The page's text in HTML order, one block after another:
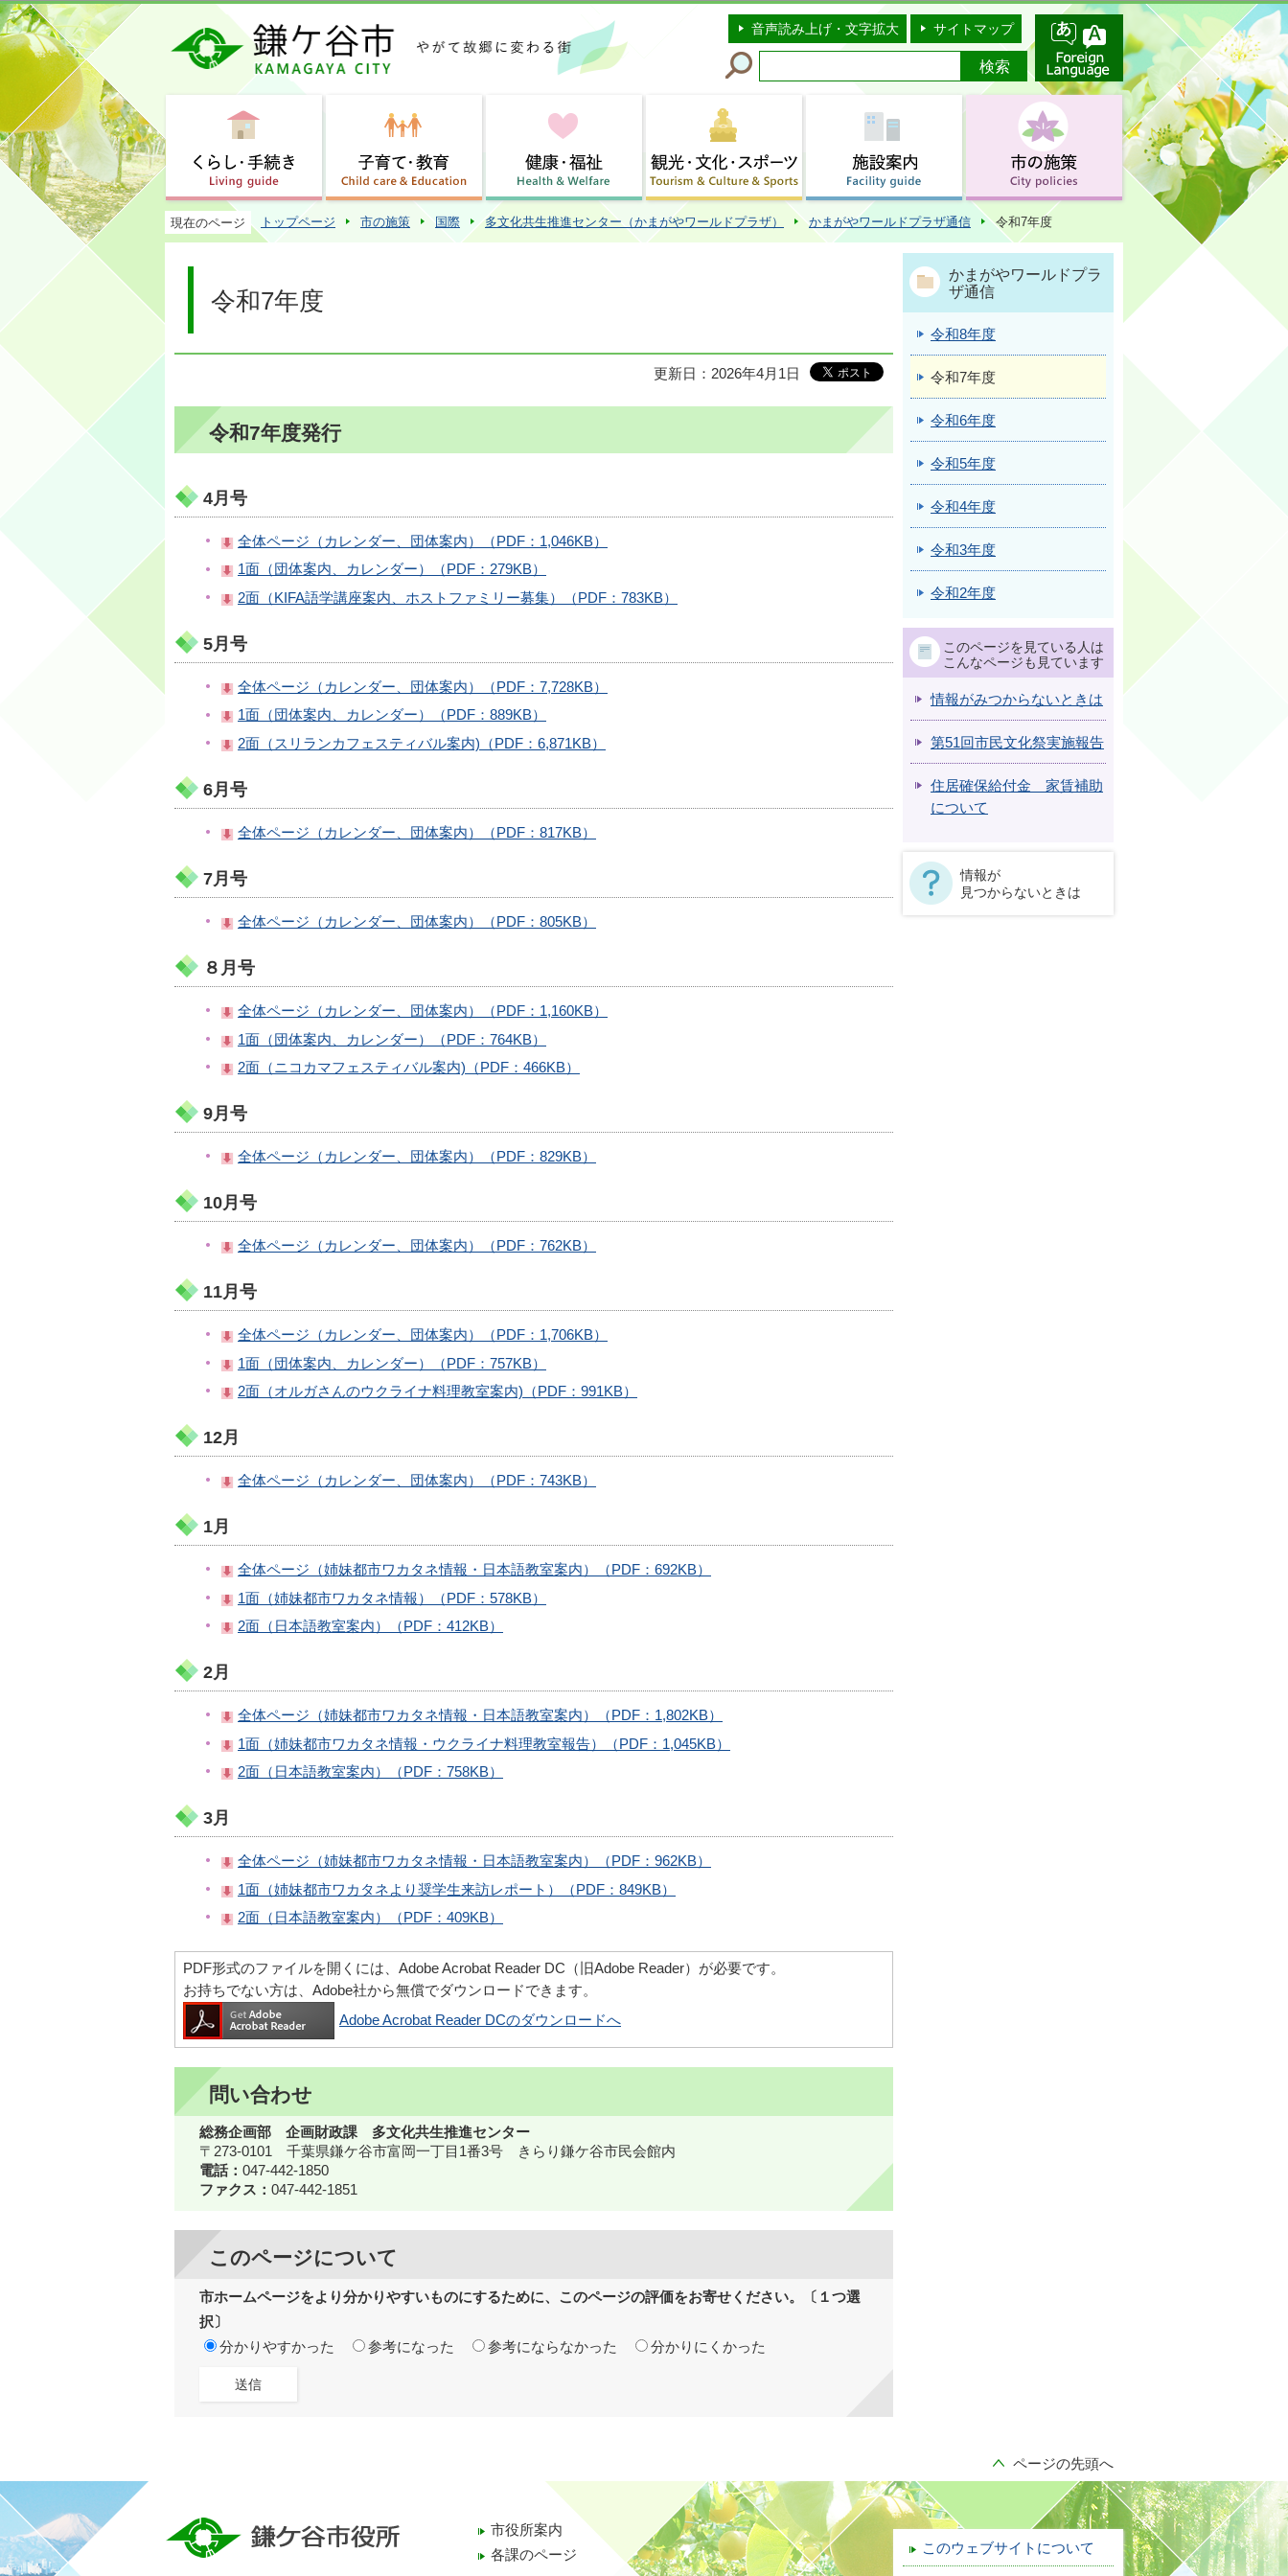
このページの本文へ移動
音声読み上げ・文字拡大 サイトマップ
現在のページ トップページ 市の施策 国際 多文化共生推進センター（かまがやワールドプラザ） かまがやワールドプラザ通信 令和7年度
令和7年度
更新日：2026年4月1日
令和7年度発行
4月号
全体ページ（カレンダー、団体案内）（PDF：1,046KB）
1面（団体案内、カレンダー）（PDF：279KB）
2面（KIFA語学講座案内、ホストファミリー募集）（PDF：783KB）
5月号
全体ページ（カレンダー、団体案内）（PDF：7,728KB）
1面（団体案内、カレンダー）（PDF：889KB）
2面（スリランカフェスティバル案内)（PDF：6,871KB）
6月号
全体ページ（カレンダー、団体案内）（PDF：817KB）
7月号
全体ページ（カレンダー、団体案内）（PDF：805KB）
８月号
全体ページ（カレンダー、団体案内）（PDF：1,160KB）
1面（団体案内、カレンダー）（PDF：764KB）
2面（ニコカマフェスティバル案内)（PDF：466KB）
9月号
全体ページ（カレンダー、団体案内）（PDF：829KB）
10月号
全体ページ（カレンダー、団体案内）（PDF：762KB）
11月号
全体ページ（カレンダー、団体案内）（PDF：1,706KB）
1面（団体案内、カレンダー）（PDF：757KB）
2面（オルガさんのウクライナ料理教室案内)（PDF：991KB）
12月
全体ページ（カレンダー、団体案内）（PDF：743KB）
1月
全体ページ（姉妹都市ワカタネ情報・日本語教室案内）（PDF：692KB）
1面（姉妹都市ワカタネ情報）（PDF：578KB）
2面（日本語教室案内）（PDF：412KB）
2月
全体ページ（姉妹都市ワカタネ情報・日本語教室案内）（PDF：1,802KB）
1面（姉妹都市ワカタネ情報・ウクライナ料理教室報告）（PDF：1,045KB）
2面（日本語教室案内）（PDF：758KB）
3月
全体ページ（姉妹都市ワカタネ情報・日本語教室案内）（PDF：962KB）
1面（姉妹都市ワカタネより奨学生来訪レポート）（PDF：849KB）
2面（日本語教室案内）（PDF：409KB）
PDF形式のファイルを開くには、Adobe Acrobat Reader DC（旧Adobe Reader）が必要です。
お持ちでない方は、Adobe社から無償でダウンロードできます。
Adobe Acrobat Reader DCのダウンロードへ
問い合わせ
総務企画部 企画財政課 多文化共生推進センター
〒273-0101 千葉県鎌ケ谷市富岡一丁目1番3号 きらり鎌ケ谷市民会館内
電話： 047-442-1850
ファクス： 047-442-1851
このページについて
市ホームページをより分かりやすいものにするために、このページの評価をお寄せください。〔１つ選
択〕
分かりやすかった
参考になった 参考にならなかった 分かりにくかった
かまがやワールドプラ
ザ通信
令和8年度
令和7年度
令和6年度
令和5年度
令和4年度
令和3年度
令和2年度
このページを見ている人は
こんなページも見ています
情報がみつからないときは
第51回市民文化祭実施報告
住居確保給付金 家賃補助
について
情報が
見つからないときは
ページの先頭へ
市役所案内
各課のページ
このウェブサイトについて